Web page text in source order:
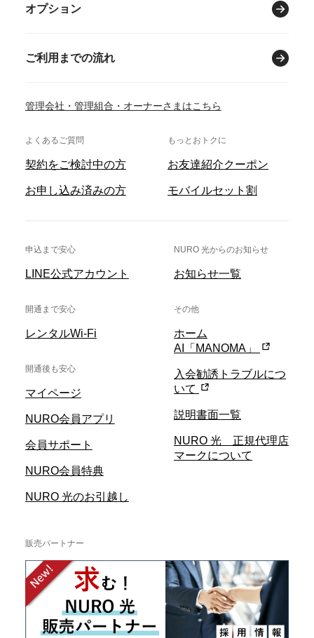
オプション
ご利用までの流れ
管理会社・管理組合・オーナーさまはこちら
よくあるご質問
契約をご検討中の方
お申し込み済みの方
もっとおトクに
お友達紹介クーポン
モバイルセット割
申込まで安心
LINE公式アカウント
開通まで安心
レンタルWi-Fi
開通後も安心
マイページ
NURO会員アプリ
会員サポート
NURO会員特典
NURO 光のお引越し
NURO 光からのお知らせ
お知らせ一覧
その他
ホーム
AI「MANOMA」
入会勧誘トラブルにつ
いて
説明書面一覧
NURO 光 正規代理店
マークについて
販売パートナー